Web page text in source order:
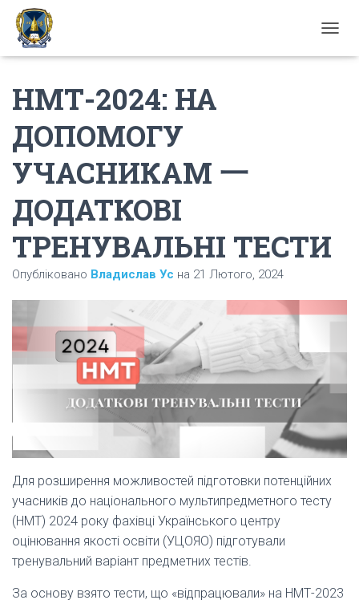
Е
І
Г
І
Ю
НМТ-2024: НА
ДОПОМОГУ
УЧАСНИКАМ 一
ДОДАТКОВІ
ТРЕНУВАЛЬНІ ТЕСТИ
Опубліковано Владислав Ус на 21 Лютого, 2024
Для розширення можливостей підготовки потенційних
учасників до національного мультипредметного тесту
(НМТ) 2024 року фахівці Українського центру
оцінювання якості освіти (УЦОЯО) підготували
тренувальний варіант предметних тестів.
За основу взято тести, що «відпрацювали» на НМТ-2023